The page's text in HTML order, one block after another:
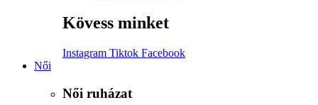
Kövess minket
Instagram Tiktok Facebook
Női
Női ruházat